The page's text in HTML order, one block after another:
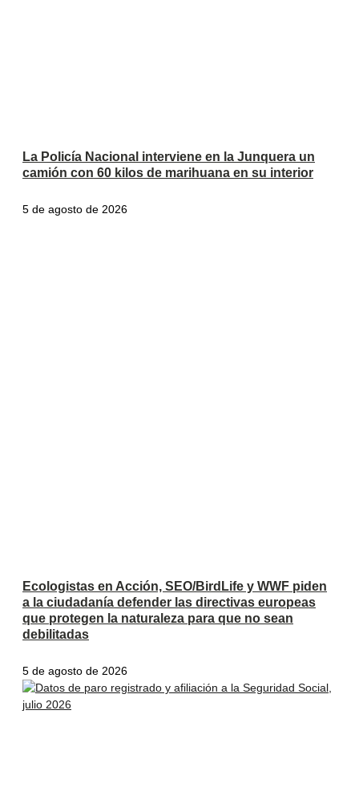
La Policía Nacional interviene en la Junquera un
camión con 60 kilos de marihuana en su interior
5 de agosto de 2026
Ecologistas en Acción, SEO/BirdLife y WWF piden
a la ciudadanía defender las directivas europeas
que protegen la naturaleza para que no sean
debilitadas
5 de agosto de 2026